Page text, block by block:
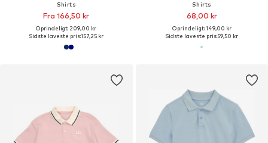
Shirts
Fra 166,50 kr
Oprindeligt: 209,00 kr
Sidste laveste pris:157,25 kr
Shirts
68,00 kr
Oprindeligt: 149,00 kr
Sidste laveste pris:59,50 kr